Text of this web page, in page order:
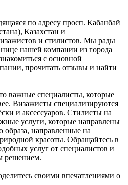
по адресу просп. Кабанбай
Казахстан и
и стилистов. Мы рады
нашей компании из города
с основной
прочитать отзывы и найти
важные специалисты, которые
Визажисты специализируются
и аксессуаров. Стилисты на
услуги, которые направлены
образа, направленные на
красоты. Обращайтесь в
услуг от специалистов и
решением.
своими впечатлениями о